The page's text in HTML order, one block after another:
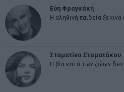
Εύη Φραγκάκη
Η αληθινή παιδεία ξεκινά
Σταματίνα Σταματάκου
Η βία κατά των ζώων δεν